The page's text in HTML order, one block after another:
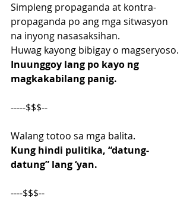
Simpleng propaganda at kontra-
propaganda po ang mga sitwasyon
na inyong nasasaksihan.
Huwag kayong bibigay o magseryoso.
Inuunggoy lang po kayo ng
magkakabilang panig.
-----$$$--
Walang totoo sa mga balita.
Kung hindi pulitika, “datung-
datung” lang ‘yan.
----$$$--